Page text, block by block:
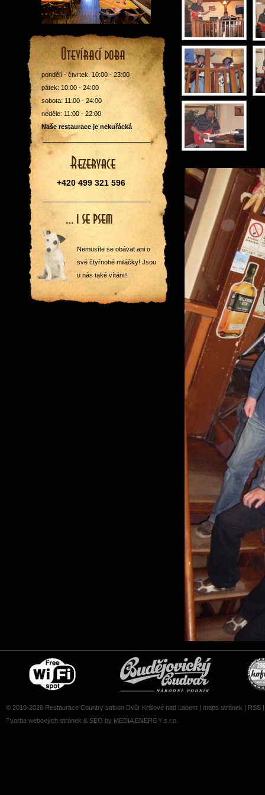
pondělí - čtvrtek: 10:00 - 23:00
pátek: 10:00 - 24:00
sobota: 11:00 - 24:00
neděle: 11:00 - 22:00
Naše restaurace je nekuřácká
+420 499 321 596
Nemusíte se obávat ani o
své čtyřnohé miláčky! Jsou
u nás také vítáni!!
© 2010-2026 Restaurace Country saloon Dvůr Králové nad Labem | mapa stránek | RSS
Tvorba webových stránek & SEO by MEDIA ENERGY s.r.o.